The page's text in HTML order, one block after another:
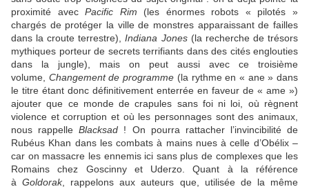
proximité avecPacific Rim (les énormes robots « pilotés »
chargés de protéger la ville de monstres apparaissant de failles
dans la croute terrestre),Indiana Jones(la recherche de trésors
mythiques porteur de secrets terrifiants dans des cités englouties
dans la jungle), mais on peut aussi avec ce troisième
volume, Changement de programme (la rythme en « ane » dans
le titre étant donc définitivement enterrée en faveur de « ame »)
ajouter que ce monde de crapules sans foi ni loi, où règnent
violence et corruption et où les personnages sont des animaux,
nous rappelleBlacksad ! On pourra rattacher l’invincibilité de
Rubéus Khan dans les combats à mains nues à celle d’Obélix –
car on massacre les ennemis ici sans plus de complexes que les
Romains chez Goscinny et Uderzo . Quant à la référence
àGoldorak, rappelons aux auteurs que, utilisée de la même